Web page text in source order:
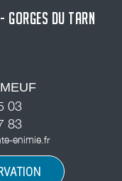
DU TARN
03
83
enimie.fr